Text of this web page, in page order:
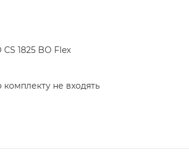
1825 BO Flex
не входять